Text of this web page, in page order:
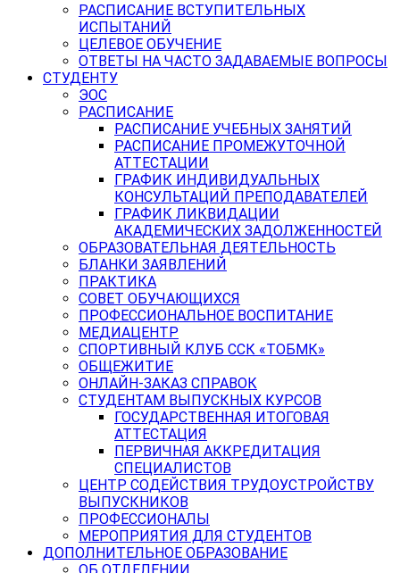
РАСПИСАНИЕ ВСТУПИТЕЛЬНЫХ
ИСПЫТАНИЙ
ЦЕЛЕВОЕ ОБУЧЕНИЕ
ОТВЕТЫ НА ЧАСТО ЗАДАВАЕМЫЕ ВОПРОСЫ
СТУДЕНТУ
ЭОС
РАСПИСАНИЕ
РАСПИСАНИЕ УЧЕБНЫХ ЗАНЯТИЙ
РАСПИСАНИЕ ПРОМЕЖУТОЧНОЙ
АТТЕСТАЦИИ
ГРАФИК ИНДИВИДУАЛЬНЫХ
КОНСУЛЬТАЦИЙ ПРЕПОДАВАТЕЛЕЙ
ГРАФИК ЛИКВИДАЦИИ
АКАДЕМИЧЕСКИХ ЗАДОЛЖЕННОСТЕЙ
ОБРАЗОВАТЕЛЬНАЯ ДЕЯТЕЛЬНОСТЬ
БЛАНКИ ЗАЯВЛЕНИЙ
ПРАКТИКА
СОВЕТ ОБУЧАЮЩИХСЯ
ПРОФЕССИОНАЛЬНОЕ ВОСПИТАНИЕ
МЕДИАЦЕНТР
СПОРТИВНЫЙ КЛУБ ССК «ТОБМК»
ОБЩЕЖИТИЕ
ОНЛАЙН-ЗАКАЗ СПРАВОК
СТУДЕНТАМ ВЫПУСКНЫХ КУРСОВ
ГОСУДАРСТВЕННАЯ ИТОГОВАЯ
АТТЕСТАЦИЯ
ПЕРВИЧНАЯ АККРЕДИТАЦИЯ
СПЕЦИАЛИСТОВ
ЦЕНТР СОДЕЙСТВИЯ ТРУДОУСТРОЙСТВУ
ВЫПУСКНИКОВ
ПРОФЕССИОНАЛЫ
МЕРОПРИЯТИЯ ДЛЯ СТУДЕНТОВ
ДОПОЛНИТЕЛЬНОЕ ОБРАЗОВАНИЕ